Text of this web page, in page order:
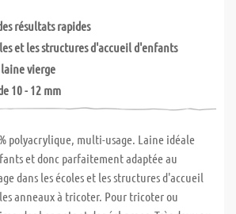
résultats rapides
et les structures d'accueil d'enfants
laine vierge
10 - 12 mm
polyacrylique, multi-usage. Laine idéale
et donc parfaitement adaptée au
dans les écoles et les structures d'accueil
anneaux à tricoter. Pour tricoter ou